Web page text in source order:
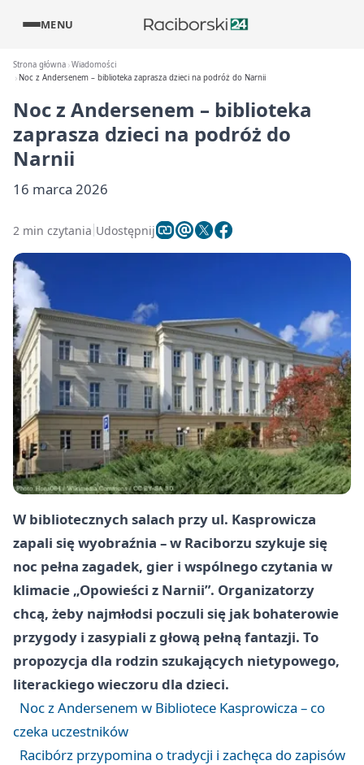
MENU
Strona główna Wiadomości
Noc z Andersenem – biblioteka zaprasza dzieci na podróż do Narnii
Noc z Andersenem – biblioteka
zaprasza dzieci na podróż do
Narnii
16 marca 2026
2 min czytania Udostępnij
W bibliotecznych salach przy ul. Kasprowicza
zapali się wyobraźnia – w Raciborzu szykuje się
noc pełna zagadek, gier i wspólnego czytania w
klimacie „Opowieści z Narnii”. Organizatorzy
chcą, żeby najmłodsi poczuli się jak bohaterowie
przygody i zasypiali z głową pełną fantazji. To
propozycja dla rodzin szukających nietypowego,
literackiego wieczoru dla dzieci.
Noc z Andersenem w Bibliotece Kasprowicza – co
czeka uczestników
Racibórz przypomina o tradycji i zachęca do zapisów